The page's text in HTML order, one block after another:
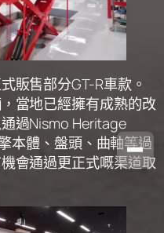
販售部分GT-R車款。
當地已經擁有成熟的改
過Nismo Heritage
本體、盤頭、曲軸等過
會通過更正式嘅渠道取